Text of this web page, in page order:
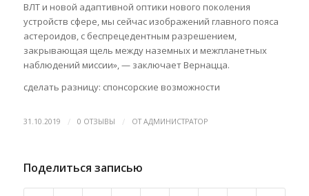
ВЛТ и новой адаптивной оптики нового поколения
устройств сфере, мы сейчас изображений главного пояса
астероидов, с беспрецедентным разрешением,
закрывающая щель между наземных и межпланетных
наблюдений миссии», — заключает Вернацца.
сделать разницу: спонсорские возможности
31.10.2019 / 0 ОТЗЫВЫ / ОТАДМИНИСТРАТОР
Поделиться записью